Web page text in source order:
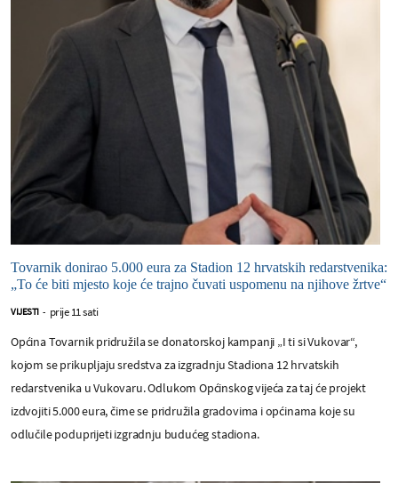
Tovarnik donirao 5.000 eura za Stadion 12 hrvatskih redarstvenika:
„To će biti mjesto koje će trajno čuvati uspomenu na njihove žrtve“
VIJESTI - prije 11 sati
Općina Tovarnik pridružila se donatorskoj kampanji „I ti si Vukovar“,
kojom se prikupljaju sredstva za izgradnju Stadiona 12 hrvatskih
redarstvenika u Vukovaru. Odlukom Općinskog vijeća za taj će projekt
izdvojiti 5.000 eura, čime se pridružila gradovima i općinama koje su
odlučile poduprijeti izgradnju budućeg stadiona.